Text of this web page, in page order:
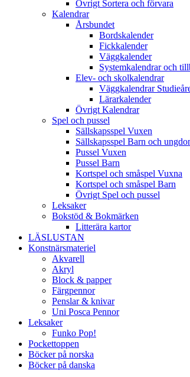
Övrigt Sortera och förvara
Kalendrar
Årsbundet
Bordskalender
Fickkalender
Väggkalender
Systemkalendrar och
Elev- och skolkalendrar
Väggkalendrar
Lärarkalender
Övrigt Kalendrar
Spel och pussel
Sällskapsspel Vuxen
Sällskapsspel Barn och
Pussel Vuxen
Pussel Barn
Kortspel och småspel Vuxna
Kortspel och småspel Barn
Övrigt Spel och pussel
Leksaker
Bokstöd & Bokmärken
Litterära kartor
LÄSLUSTAN
Konstnärsmateriel
Akvarell
Akryl
Block & papper
Färgpennor
Penslar & knivar
Uni Posca Pennor
Leksaker
Funko Pop!
Pockettoppen
Böcker på norska
Böcker på danska